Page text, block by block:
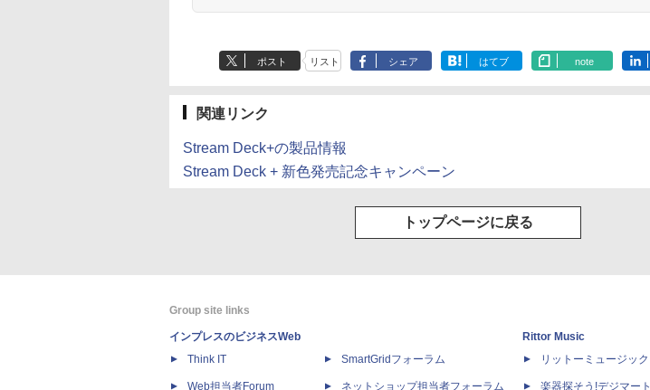
ポスト リスト シェア はてブ note
関連リンク
Stream Deck+の製品情報
Stream Deck + 新色発売記念キャンペーン
トップページに戻る
Group site links
インプレスのビジネスWeb
Think IT
Web担当者Forum
SmartGridフォーラム
ネットショップ担当者フォーラム
Rittor Music
リットーミュージック
楽器探そう!デジマート